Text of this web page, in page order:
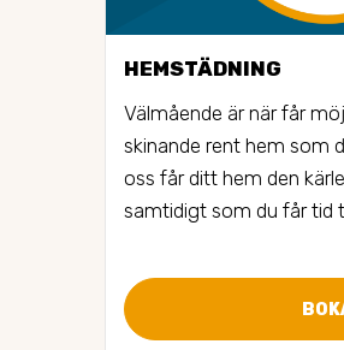
HEMSTÄDNING
Välmående är när får
skinande rent hem som
oss får ditt hem den
samtidigt som du får tid